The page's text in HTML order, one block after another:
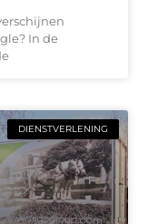
In de
DIENSTVERLENING